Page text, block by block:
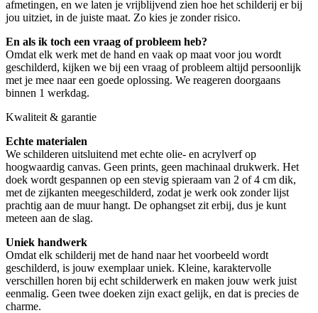
afmetingen, en we laten je vrijblijvend zien hoe het schilderij er bij
jou uitziet, in de juiste maat. Zo kies je zonder risico.
En als ik toch een vraag of probleem heb?
Omdat elk werk met de hand en vaak op maat voor jou wordt
geschilderd, kijken we bij een vraag of probleem altijd persoonlijk
met je mee naar een goede oplossing. We reageren doorgaans
binnen 1 werkdag.
Kwaliteit & garantie
Echte materialen
We schilderen uitsluitend met echte olie- en acrylverf op
hoogwaardig canvas. Geen prints, geen machinaal drukwerk. Het
doek wordt gespannen op een stevig spieraam van 2 of 4 cm dik,
met de zijkanten meegeschilderd, zodat je werk ook zonder lijst
prachtig aan de muur hangt. De ophangset zit erbij, dus je kunt
meteen aan de slag.
Uniek handwerk
Omdat elk schilderij met de hand naar het voorbeeld wordt
geschilderd, is jouw exemplaar uniek. Kleine, karaktervolle
verschillen horen bij echt schilderwerk en maken jouw werk juist
eenmalig. Geen twee doeken zijn exact gelijk, en dat is precies de
charme.